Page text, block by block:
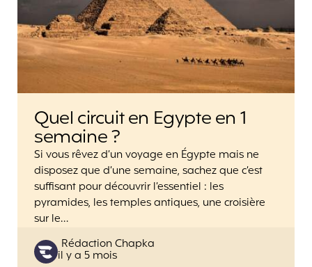
Quel circuit en Egypte en 1
semaine ?
Si vous rêvez d’un voyage en Égypte mais ne
disposez que d’une semaine, sachez que c’est
suffisant pour découvrir l’essentiel : les
pyramides, les temples antiques, une croisière
sur le…
Posted
by
Rédaction Chapka
il y a 5 mois